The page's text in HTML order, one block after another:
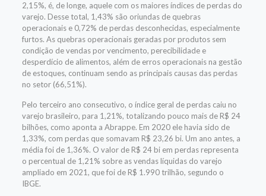
2,15%, é, de longe, aquele com os maiores índices de perdas do
varejo. Desse total, 1,43% são oriundas de quebras
operacionais e 0,72% de perdas desconhecidas, especialmente
furtos. As quebras operacionais geradas por produtos sem
condição de vendas por vencimento, perecibilidade e
desperdício de alimentos, além de erros operacionais na gestão
de estoques, continuam sendo as principais causas das perdas
no setor (66,51%).
Pelo terceiro ano consecutivo, o índice geral de perdas caiu no
varejo brasileiro, para 1,21%, totalizando pouco mais de R$ 24
bilhões, como aponta a Abrappe. Em 2020 ele havia sido de
1,33%, com perdas que somavam R$ 23,26 bi. Um ano antes, a
média foi de 1,36%. O valor de R$ 24 bi em perdas representa
o percentual de 1,21% sobre as vendas líquidas do varejo
ampliado em 2021, que foi de R$ 1.990 trilhão, segundo o
IBGE.